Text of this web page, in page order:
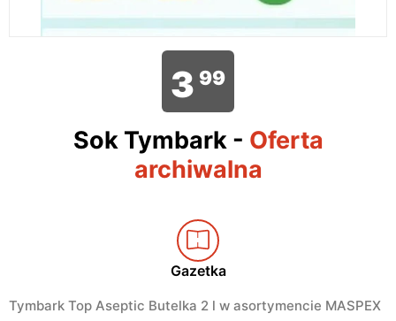
3 99
Sok Tymbark- Oferta
archiwalna
Gazetka
Tymbark Top Aseptic Butelka 2 l w asortymencie MASPEX